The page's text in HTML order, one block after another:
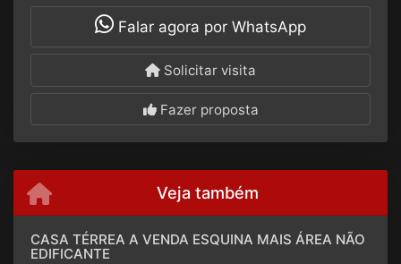
Falar agora por WhatsApp
Solicitar visita
Fazer proposta
Veja também
CASA TÉRREA A VENDA ESQUINA MAIS ÁREA NÃO
EDIFICANTE